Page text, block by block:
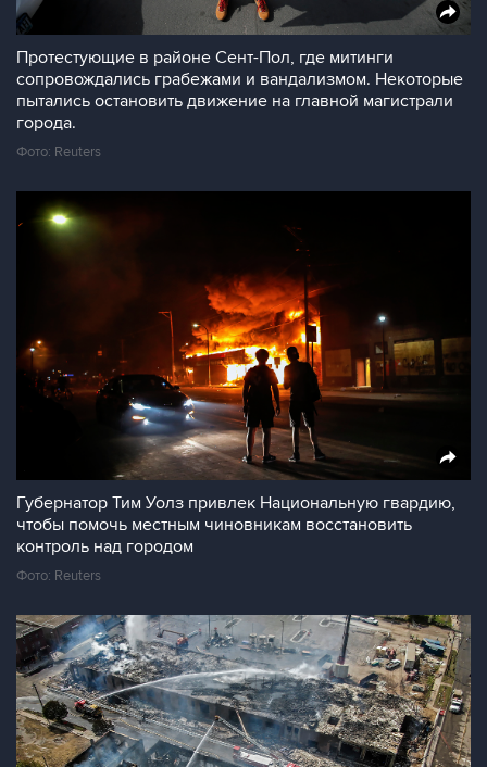
Протестующие в районе Сент-Пол, где митинги
сопровождались грабежами и вандализмом. Некоторые
пытались остановить движение на главной магистрали
города.
Фото: Reuters
Губернатор Тим Уолз привлек Национальную гвардию,
чтобы помочь местным чиновникам восстановить
контроль над городом
Фото: Reuters